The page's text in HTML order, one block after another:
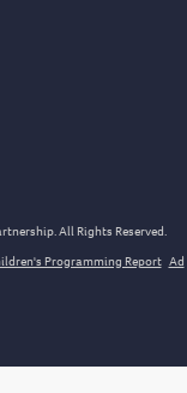
All Rights Reserved.
Programming Report Ad